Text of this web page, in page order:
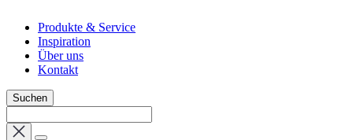
Produkte & Service
Inspiration
Über uns
Kontakt
Suchen